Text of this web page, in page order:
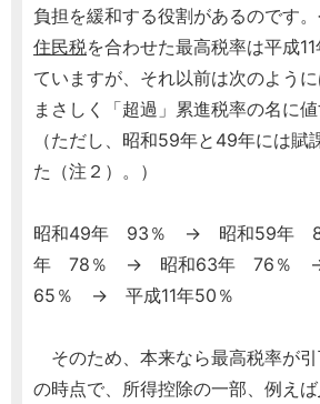
負担を緩和する役割があるのです
住民税を合わせた最高税率は平成
ていますが、それ以前は次のように
まさしく「超過」累進税率の名に値
（ただし、昭和59年と49年には賦
た（注２）。）
昭和49年 93％ → 昭和59年
年 78％ → 昭和63年 76％
65％ → 平成11年50％
そのため、本来なら最高税率が
の時点で、所得控除の一部、例えば